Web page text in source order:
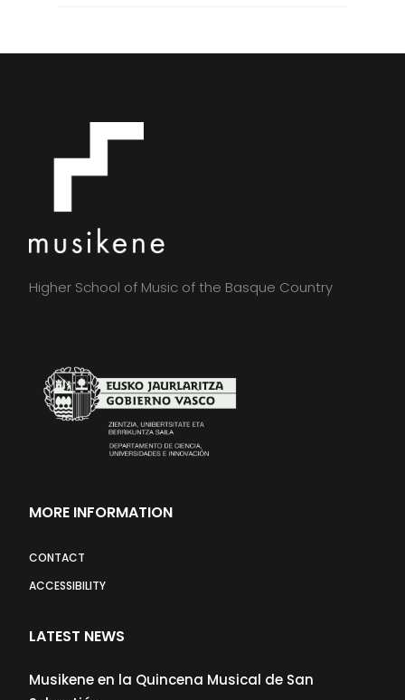
Higher School of Music of the Basque Country
MORE INFORMATION
CONTACT
ACCESSIBILITY
LATEST NEWS
Musikene en la Quincena Musical de San